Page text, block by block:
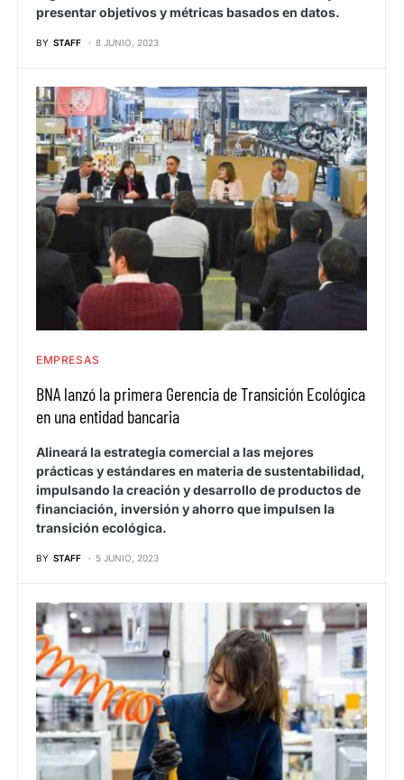
presentar objetivos y métricas basados en datos.
BY STAFF 8 JUNIO, 2023
EMPRESAS
BNA lanzó la primera Gerencia de Transición Ecológica
en una entidad bancaria
Alineará la estrategia comercial a las mejores
prácticas y estándares en materia de sustentabilidad,
impulsando la creación y desarrollo de productos de
financiación, inversión y ahorro que impulsen la
transición ecológica.
BY STAFF 5 JUNIO, 2023